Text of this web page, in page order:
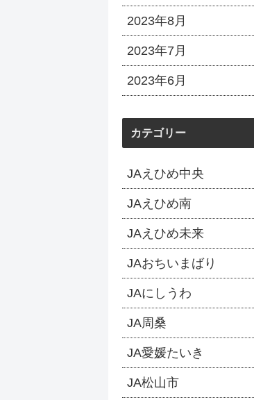
2023年8月
2023年7月
2023年6月
カテゴリー
JAえひめ中央
JAえひめ南
JAえひめ未来
JAおちいまばり
JAにしうわ
JA周桑
JA愛媛たいき
JA松山市